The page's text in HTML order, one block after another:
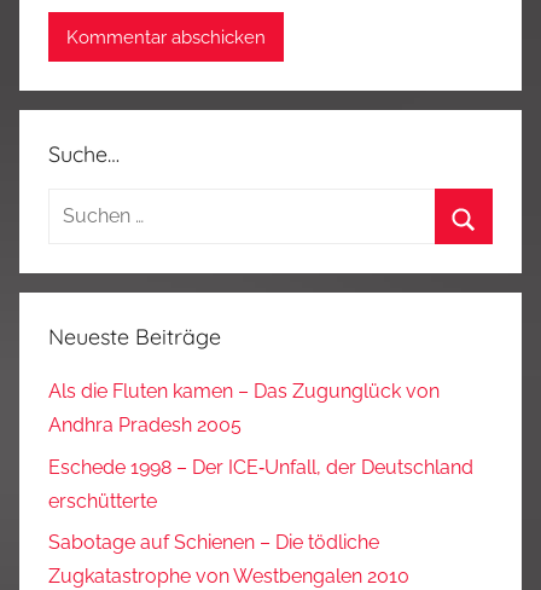
Suche…
Suchen
Neueste Beiträge
Als die Fluten kamen – Das Zugunglück von
Andhra Pradesh 2005
Eschede 1998 – Der ICE‑Unfall, der Deutschland
erschütterte
Sabotage auf Schienen – Die tödliche
Zugkatastrophe von Westbengalen 2010